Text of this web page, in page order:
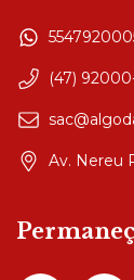
(47)
Av. Nereu